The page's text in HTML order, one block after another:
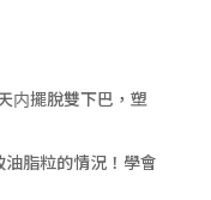
内擺脫雙下巴，塑
脂粒的情況！學會